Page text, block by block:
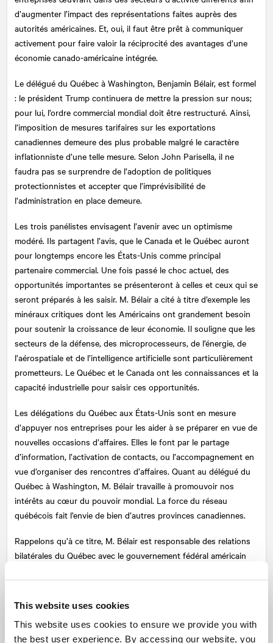
This website uses cookies
This website uses cookies to ensure we provide you with
the best user experience. By accessing our website, you
d’augmenter l’impact des représentations faites auprès des
autorités américaines. Et, oui, il faut être prêt à communiquer
activement pour faire valoir la réciprocité des avantages d’une
économie canado-américaine intégrée.
Le délégué du Québec à Washington, Benjamin Bélair, est formel
: le président Trump continuera de mettre la pression sur nous;
pour lui, l’ordre commercial mondial doit être restructuré. Ainsi,
l’imposition de mesures tarifaires sur les exportations
canadiennes demeure des plus probable malgré le caractère
inflationniste d’une telle mesure. Selon John Parisella, il ne
faudra pas se surprendre de l’adoption de politiques
protectionnistes et accepter que l’imprévisibilité de
l’administration en place demeure.
Les trois panélistes envisagent l’avenir avec un optimisme
modéré. Ils partagent l’avis, que le Canada et le Québec auront
pour longtemps encore les États-Unis comme principal
partenaire commercial. Une fois passé le choc actuel, des
opportunités importantes se présenteront à celles et ceux qui se
seront préparés à les saisir. M. Bélair a cité à titre d’exemple les
minéraux critiques dont les Américains ont grandement besoin
pour soutenir la croissance de leur économie. Il souligne que les
secteurs de la défense, des microprocesseurs, de l’énergie, de
l’aérospatiale et de l’intelligence artificielle sont particulièrement
prometteurs. Le Québec et le Canada ont les connaissances et la
capacité industrielle pour saisir ces opportunités.
Les délégations du Québec aux États-Unis sont en mesure
d’appuyer nos entreprises pour les aider à se préparer en vue de
nouvelles occasions d’affaires. Elles le font par le partage
d’information, l’activation de contacts, ou l’accompagnement en
vue d’organiser des rencontres d’affaires. Quant au délégué du
Québec à Washington, M. Bélair travaille à promouvoir nos
intérêts au cœur du pouvoir mondial. La force du réseau
québécois fait l’envie de bien d’autres provinces canadiennes.
Rappelons qu’à ce titre, M. Bélair est responsable des relations
bilatérales du Québec avec le gouvernement fédéral américain
région de Washington, D.C. Son mandat consiste à suivre
partenaires américains aux intérêts que partagent le Québec et